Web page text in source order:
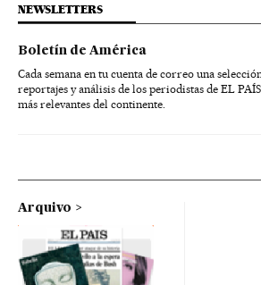
NEWSLETTERS
Boletín de América
Cada semana en tu cuenta de correo una
reportajes y análisis de los periodistas de EL
más relevantes del continente.
Arquivo